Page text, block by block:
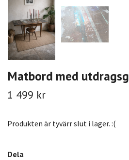
Matbord med
1 499 kr
Produkten är tyvärr slut i lager. :(
Dela